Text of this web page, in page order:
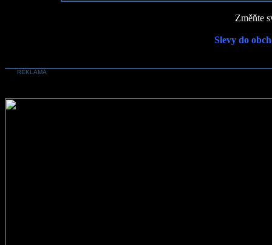
Změňte
Slevy do
REKLAMA